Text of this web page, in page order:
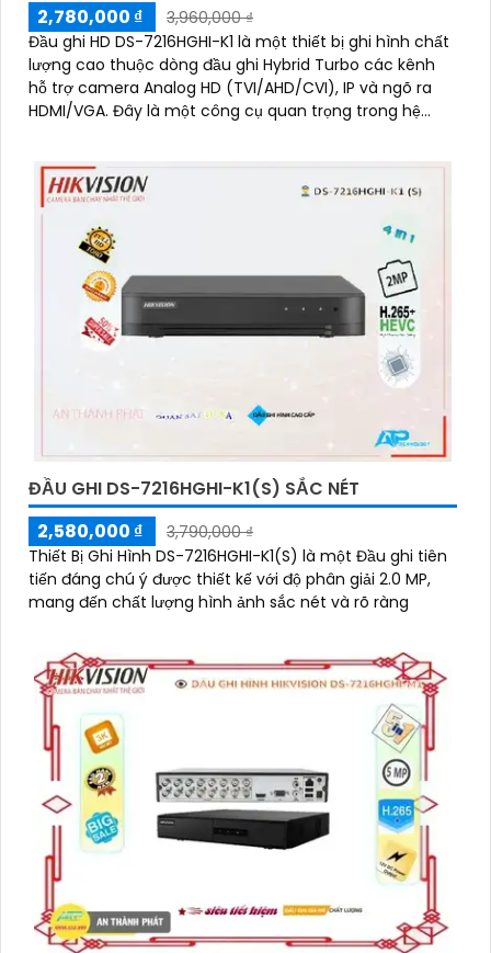
2,780,000 ₫
3,960,000 ₫
Đầu ghi HD DS-7216HGHI-K1 là một thiết bị ghi hình chất
lượng cao thuộc dòng đầu ghi Hybrid Turbo các kênh
hỗ trợ camera Analog HD (TVI/AHD/CVI), IP và ngõ ra
HDMI/VGA. Đây là một công cụ quan trọng trong hệ
ĐẦU GHI DS-7216HGHI-K1(S) SẮC NÉT
2,580,000 ₫
3,790,000 ₫
Thiết Bị Ghi Hình DS-7216HGHI-K1(S) là một Đầu ghi tiên
tiến đáng chú ý được thiết kế với độ phân giải 2.0 MP,
mang đến chất lượng hình ảnh sắc nét và rõ ràng